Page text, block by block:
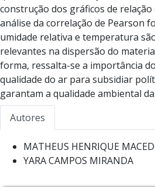
construção dos gráficos de
análise da correlação de Pearson
umidade relativa e temperatura
relevantes na dispersão do
forma, ressalta-se a importância
qualidade do ar para subsidiar
garantam a qualidade ambiental
Autores
MATHEUS HENRIQUE
YARA CAMPOS MIRANDA